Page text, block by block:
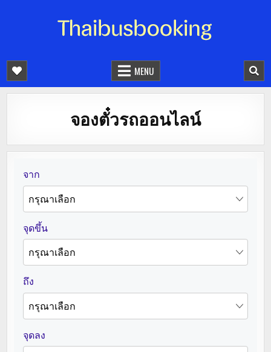
จองตั๋วรถออนไลน์ 24 ชั่วโมง
MENU
จองตั๋วรถออนไลน์